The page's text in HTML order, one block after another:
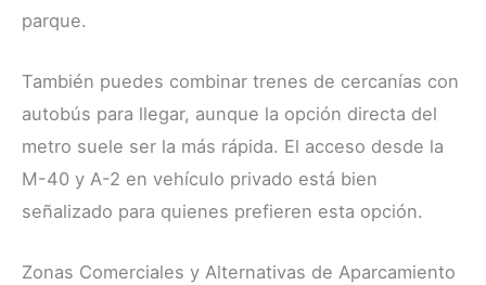
parque.
También puedes combinar trenes de cercanías con
autobús para llegar, aunque la opción directa del
metro suele ser la más rápida. El acceso desde la
M-40 y A-2 en vehículo privado está bien
señalizado para quienes prefieren esta opción.
Zonas Comerciales y Alternativas de Aparcamiento